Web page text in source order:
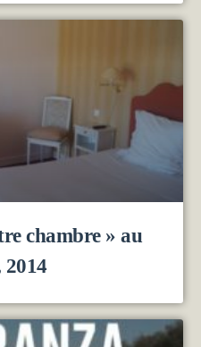
chambre » au
2014